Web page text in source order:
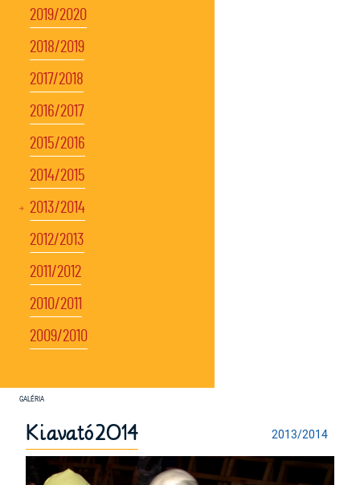
2019/2020
2018/2019
2017/2018
2016/2017
2015/2016
2014/2015
2013/2014
2012/2013
2011/2012
2010/2011
2009/2010
2013/2014
Kiavató2014